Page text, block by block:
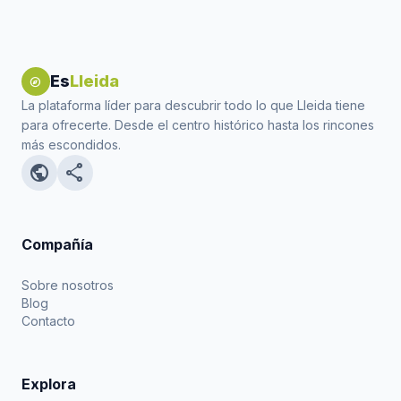
explore EsLleida
La plataforma líder para descubrir todo lo que Lleida tiene
para ofrecerte. Desde el centro histórico hasta los rincones
más escondidos.
public share
Compañía
Sobre nosotros
Blog
Contacto
Explora